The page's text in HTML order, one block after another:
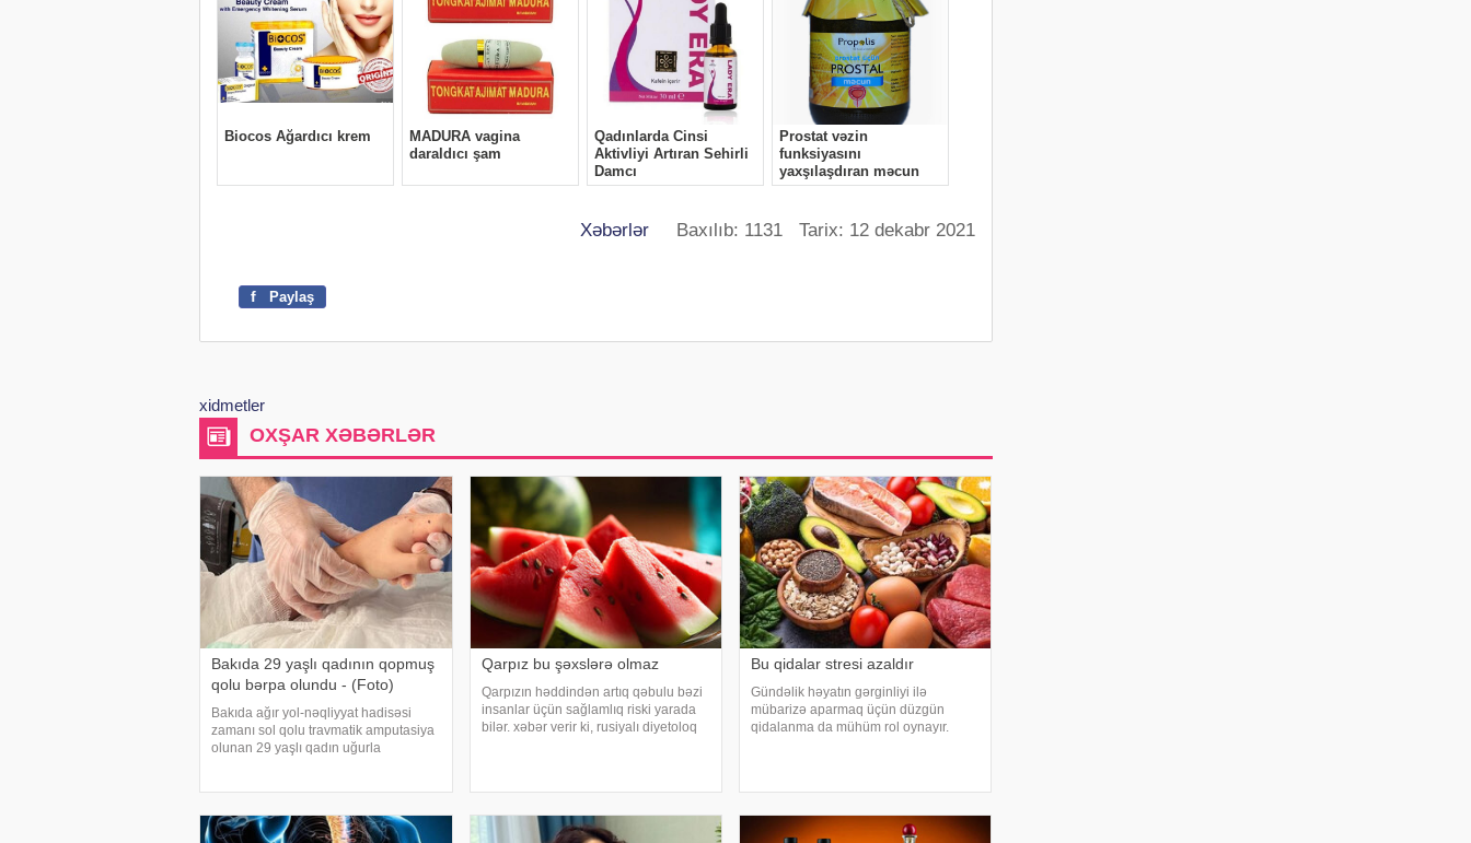
Xəbərlər Baxılıb: 1131 Tarix: 12 dekabr 2021
f Paylaş
xidmetler
OXŞAR XƏBƏRLƏR
Bakıda 29 yaşlı qadının qopmuş
qolu bərpa olundu - (Foto)
Bakıda ağır yol-nəqliyyat hadisəsi
zamanı sol qolu travmatik amputasiya
olunan 29 yaşlı qadın uğurla
adına Elmi Cərrahiyy
Qarpız bu şəxslərə olmaz
Qarpızın həddindən artıq qəbulu bəzi
insanlar üçün sağlamlıq riski yarada
bilər. xəbər verir ki, rusiyalı diyetoloq
Bu qidalar stresi azaldır
Gündəlik həyatın gərginliyi ilə
mübarizə aparmaq üçün düzgün
qidalanma da mühüm rol oynayır.
azaltmağa kömək edə bilər